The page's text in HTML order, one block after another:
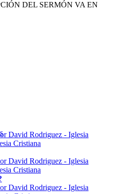
DEL SERMÓN VA EN